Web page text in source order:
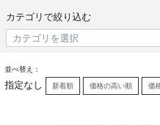
カテゴリで絞り込む
並べ替え：
指定なし 新着順 価格の高い順 価